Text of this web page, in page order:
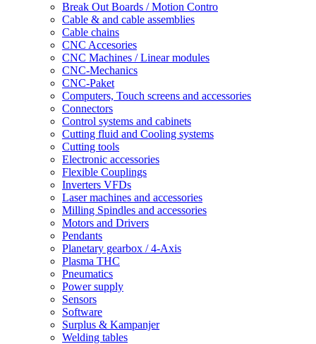
Break Out Boards / Motion Contro
Cable & and cable assemblies
Cable chains
CNC Accesories
CNC Machines / Linear modules
CNC-Mechanics
CNC-Paket
Computers, Touch screens and accessories
Connectors
Control systems and cabinets
Cutting fluid and Cooling systems
Cutting tools
Electronic accessories
Flexible Couplings
Inverters VFDs
Laser machines and accessories
Milling Spindles and accessories
Motors and Drivers
Pendants
Planetary gearbox / 4-Axis
Plasma THC
Pneumatics
Power supply
Sensors
Software
Surplus & Kampanjer
Welding tables